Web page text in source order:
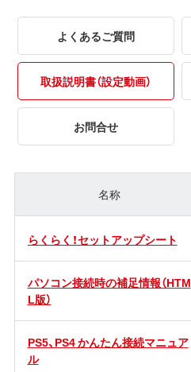
よくあるご質問
取扱説明書（設定動画）
お問合せ
名称
らくらく！セットアップシート
パソコン接続時の補足情報（HTM
L版）
PS5、PS4 かんたん接続マニュア
ル